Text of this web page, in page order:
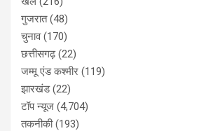
गुजरात(48)
चुनाव(170)
छत्तीसगढ़(22)
जम्मू एंड कश्मीर (119)
झारखंड(22)
टॉप न्यूज (4,704)
तकनीकी(193)